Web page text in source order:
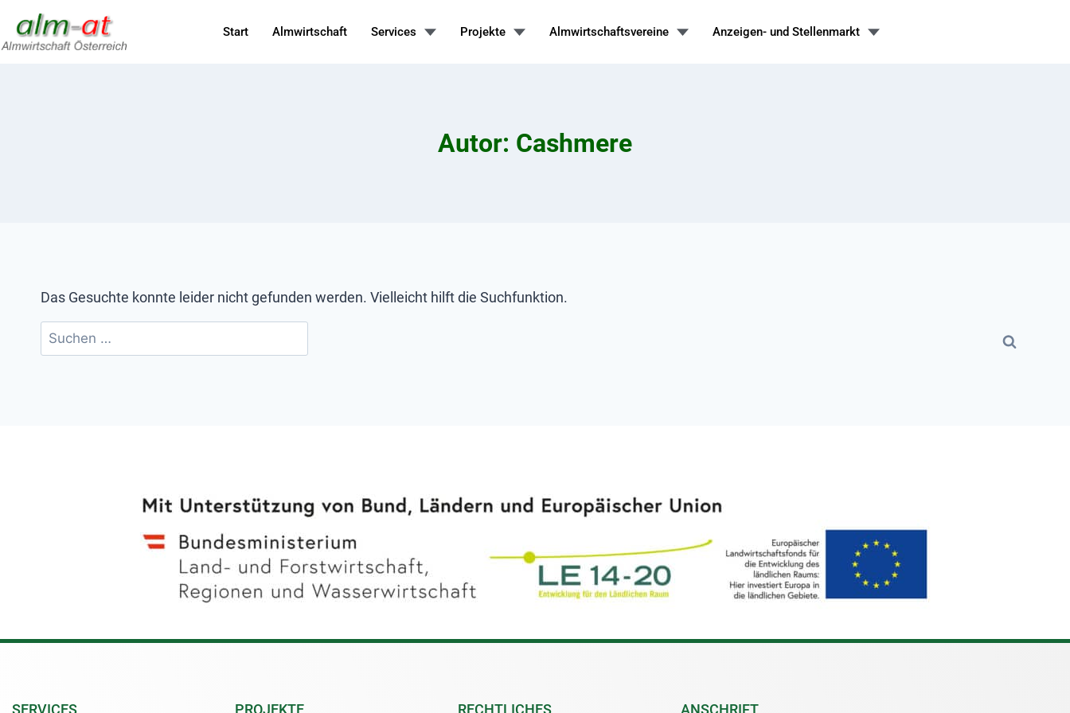
Start Almwirtschaft Services Projekte Almwirtschaftsvereine Anzeigen- und Stellenmarkt
Autor: Cashmere
Das Gesuchte konnte leider nicht gefunden werden. Vielleicht hilft die Suchfunktion.
SERVICES PROJEKTE RECHTLICHES ANSCHRIFT